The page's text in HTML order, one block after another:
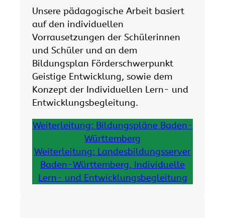
Unsere pädagogische Arbeit basiert
auf den individuellen
Vorrausetzungen der Schülerinnen
und Schüler und an dem
Bildungsplan Förderschwerpunkt
Geistige Entwicklung, sowie dem
Konzept der Individuellen Lern- und
Entwicklungsbegleitung.
Weiterleitung: Bildungspläne Baden-
Württemberg
Weiterleitung: Landesbildungsserver
Baden-Württemberg, Individuelle
Lern- und Entwicklungsbegleitung